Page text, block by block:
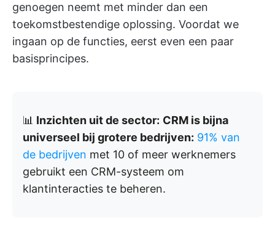
genoegen neemt met minder dan een
toekomstbestendige oplossing. Voordat we
ingaan op de functies, eerst even een paar
basisprincipes.
📊 Inzichten uit de sector: CRM is bijna
universeel bij grotere bedrijven: 91% van
de bedrijven met 10 of meer werknemers
gebruikt een CRM-systeem om
klantinteracties te beheren.